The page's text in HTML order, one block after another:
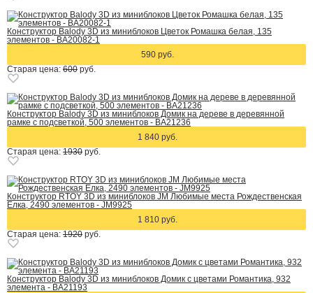
Конструктор Balody 3D из миниблоков Цветок Ромашка белая, 135
элементов - BA20082-1
590 руб.
Старая цена: 600 руб.
Конструктор Balody 3D из миниблоков Домик на дереве в деревянной
рамке с подсветкой, 500 элементов - BA21236
1 840 руб.
Старая цена: 1930 руб.
Конструктор RTOY 3D из миниблоков JM Любимые места Рождественская
Елка, 2490 элементов - JM9925
1 810 руб.
Старая цена: 1920 руб.
Конструктор Balody 3D из миниблоков Домик с цветами Романтика, 932
элемента - BA21193